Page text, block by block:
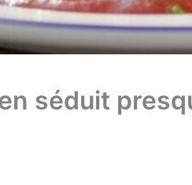
séduit